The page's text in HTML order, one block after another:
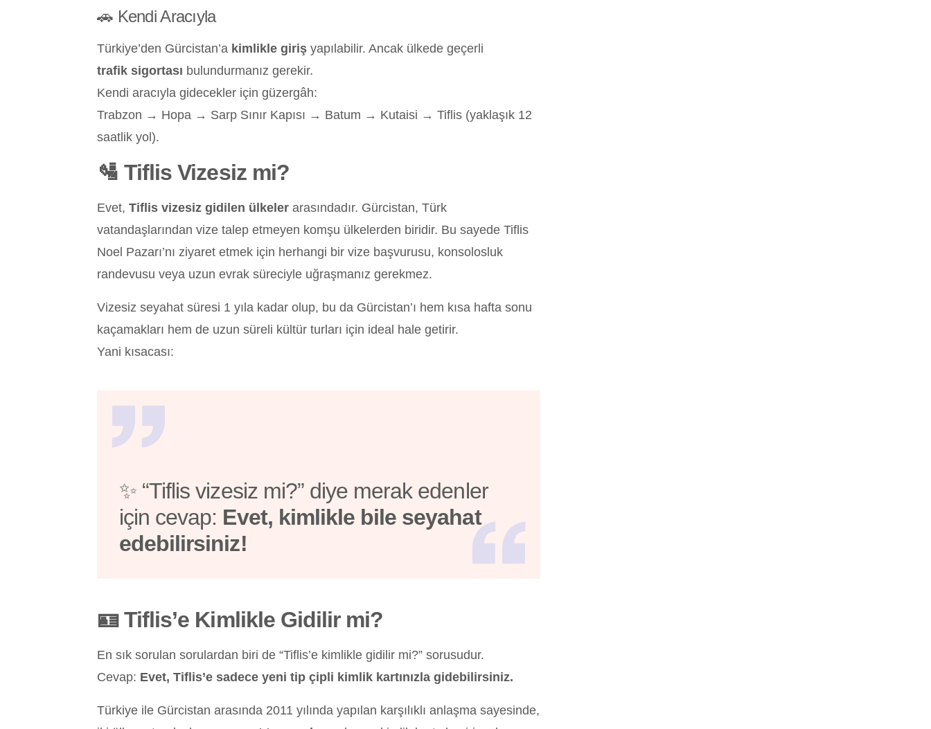
🚗 Kendi Aracıyla
Türkiye’den Gürcistan’a kimlikle giriş yapılabilir. Ancak ülkede geçerli
trafik sigortası bulundurmanız gerekir.
Kendi aracıyla gidecekler için güzergâh:
Trabzon → Hopa → Sarp Sınır Kapısı → Batum → Kutaisi → Tiflis (yaklaşık 12
saatlik yol).
🛂 Tiflis Vizesiz mi?
Evet, Tiflis vizesiz gidilen ülkeler arasındadır. Gürcistan, Türk
vatandaşlarından vize talep etmeyen komşu ülkelerden biridir. Bu sayede Tiflis
Noel Pazarı’nı ziyaret etmek için herhangi bir vize başvurusu, konsolosluk
randevusu veya uzun evrak süreciyle uğraşmanız gerekmez.
Vizesiz seyahat süresi 1 yıla kadar olup, bu da Gürcistan’ı hem kısa hafta sonu
kaçamakları hem de uzun süreli kültür turları için ideal hale getirir.
Yani kısacası:
✨ “Tiflis vizesiz mi?” diye merak edenler
için cevap: Evet, kimlikle bile seyahat
edebilirsiniz!
🪪 Tiflis’e Kimlikle Gidilir mi?
En sık sorulan sorulardan biri de “Tiflis’e kimlikle gidilir mi?” sorusudur.
Cevap: Evet, Tiflis’e sadece yeni tip çipli kimlik kartınızla gidebilirsiniz.
Türkiye ile Gürcistan arasında 2011 yılında yapılan karşılıklı anlaşma sayesinde,